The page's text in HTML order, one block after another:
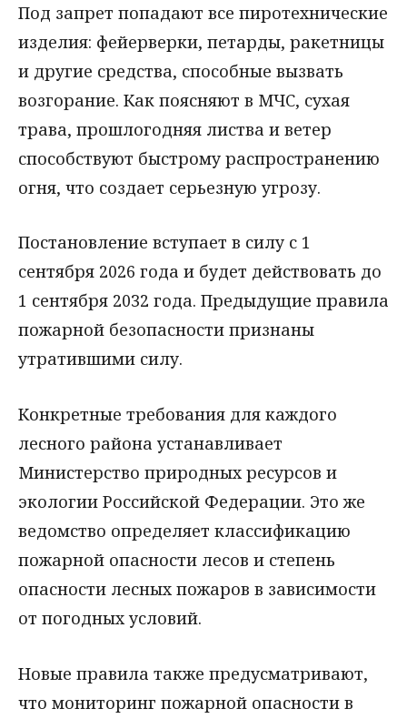
Под запрет попадают все пиротехнические
изделия: фейерверки, петарды, ракетницы
и другие средства, способные вызвать
возгорание. Как поясняют в МЧС, сухая
трава, прошлогодняя листва и ветер
способствуют быстрому распространению
огня, что создает серьезную угрозу.
Постановление вступает в силу с 1
сентября 2026 года и будет действовать до
1 сентября 2032 года. Предыдущие правила
пожарной безопасности признаны
утратившими силу.
Конкретные требования для каждого
лесного района устанавливает
Министерство природных ресурсов и
экологии Российской Федерации. Это же
ведомство определяет классификацию
пожарной опасности лесов и степень
опасности лесных пожаров в зависимости
от погодных условий.
Новые правила также предусматривают,
что мониторинг пожарной опасности в